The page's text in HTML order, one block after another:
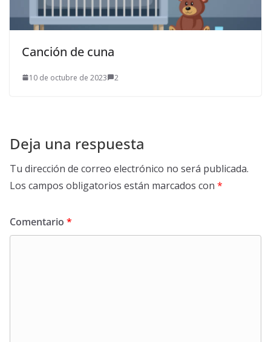
Canción de cuna
10 de octubre de 2023 2
Deja una respuesta
Tu dirección de correo electrónico no será publicada.
Los campos obligatorios están marcados con *
Comentario *